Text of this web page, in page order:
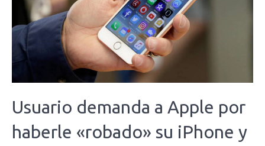
Usuario demanda a Apple por
haberle «robado» su iPhone y